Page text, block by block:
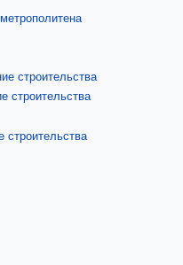
строительства
строительства